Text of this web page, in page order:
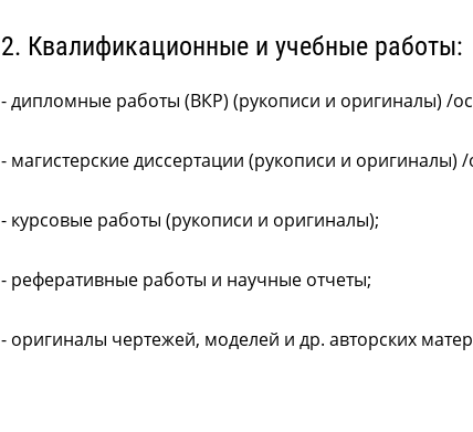
2. Квалификационные и учебные работы:
- дипломные работы (ВКР) (рукописи и оригиналы) /
- магистерские диссертации (рукописи и
- курсовые работы (рукописи и оригиналы);
- реферативные работы и научные отчеты;
- оригиналы чертежей, моделей и др. авторских